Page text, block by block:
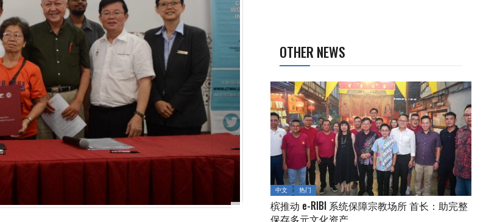
OTHER NEWS
中文 热门
槟推动 e-RIBI 系统保障宗教场所 首长：助完整
保存多元文化资产